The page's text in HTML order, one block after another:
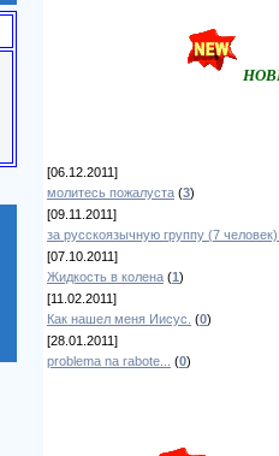
[06.12.2011]
молитесь пожалуста (3)
[09.11.2011]
за русскоязычную группу (7
[07.10.2011]
Жидкость в колена (1)
[11.02.2011]
Как нашел меня Иисус. (0)
[28.01.2011]
problema na rabote...
(0)